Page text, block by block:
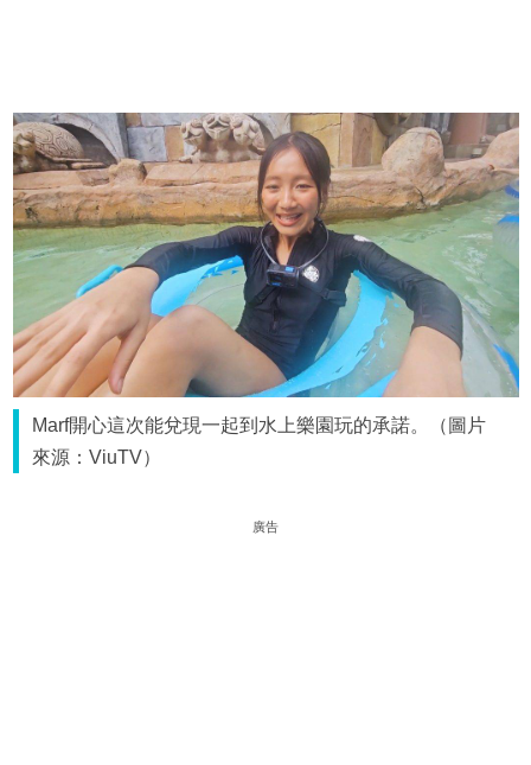
Marf開心這次能兌現一起到水上樂園玩的承諾。（圖片
來源：ViuTV）
廣告